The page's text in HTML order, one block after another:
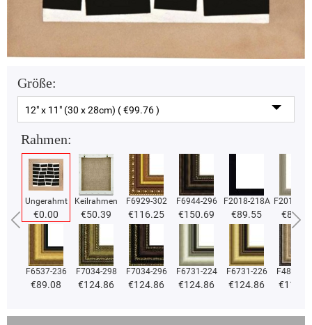
Größe:
12" x 11" (30 x 28cm) ( €99.76 )
Rahmen:
Ungerahmt
€0.00
Keilrahmen
€50.39
F6929-302
€116.25
F6944-296
€150.69
F2018-218A
€89.55
F2018-
€89.55
F6537-236
€89.08
F7034-298
€124.86
F7034-296
€124.86
F6731-224
€124.86
F6731-226
€124.86
F4827-